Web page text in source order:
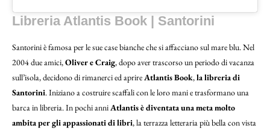
Libreria Atlantis Book | Santorini
Santorini è famosa per le sue case bianche che si affacciano sul mare blu. Nel
2004 due amici,Oliver e Craig, dopo aver trascorso un periodo di vacanza
sull’isola, decidono di rimanerci ed aprireAtlantis Book,la libreria di
Santorini. Iniziano a costruire scaffali con le loro mani e trasformano una
barca in libreria. In pochi anniAtlantis è diventata una meta molto
ambita per gli appassionati di libri, la terrazza letteraria più bella con vista